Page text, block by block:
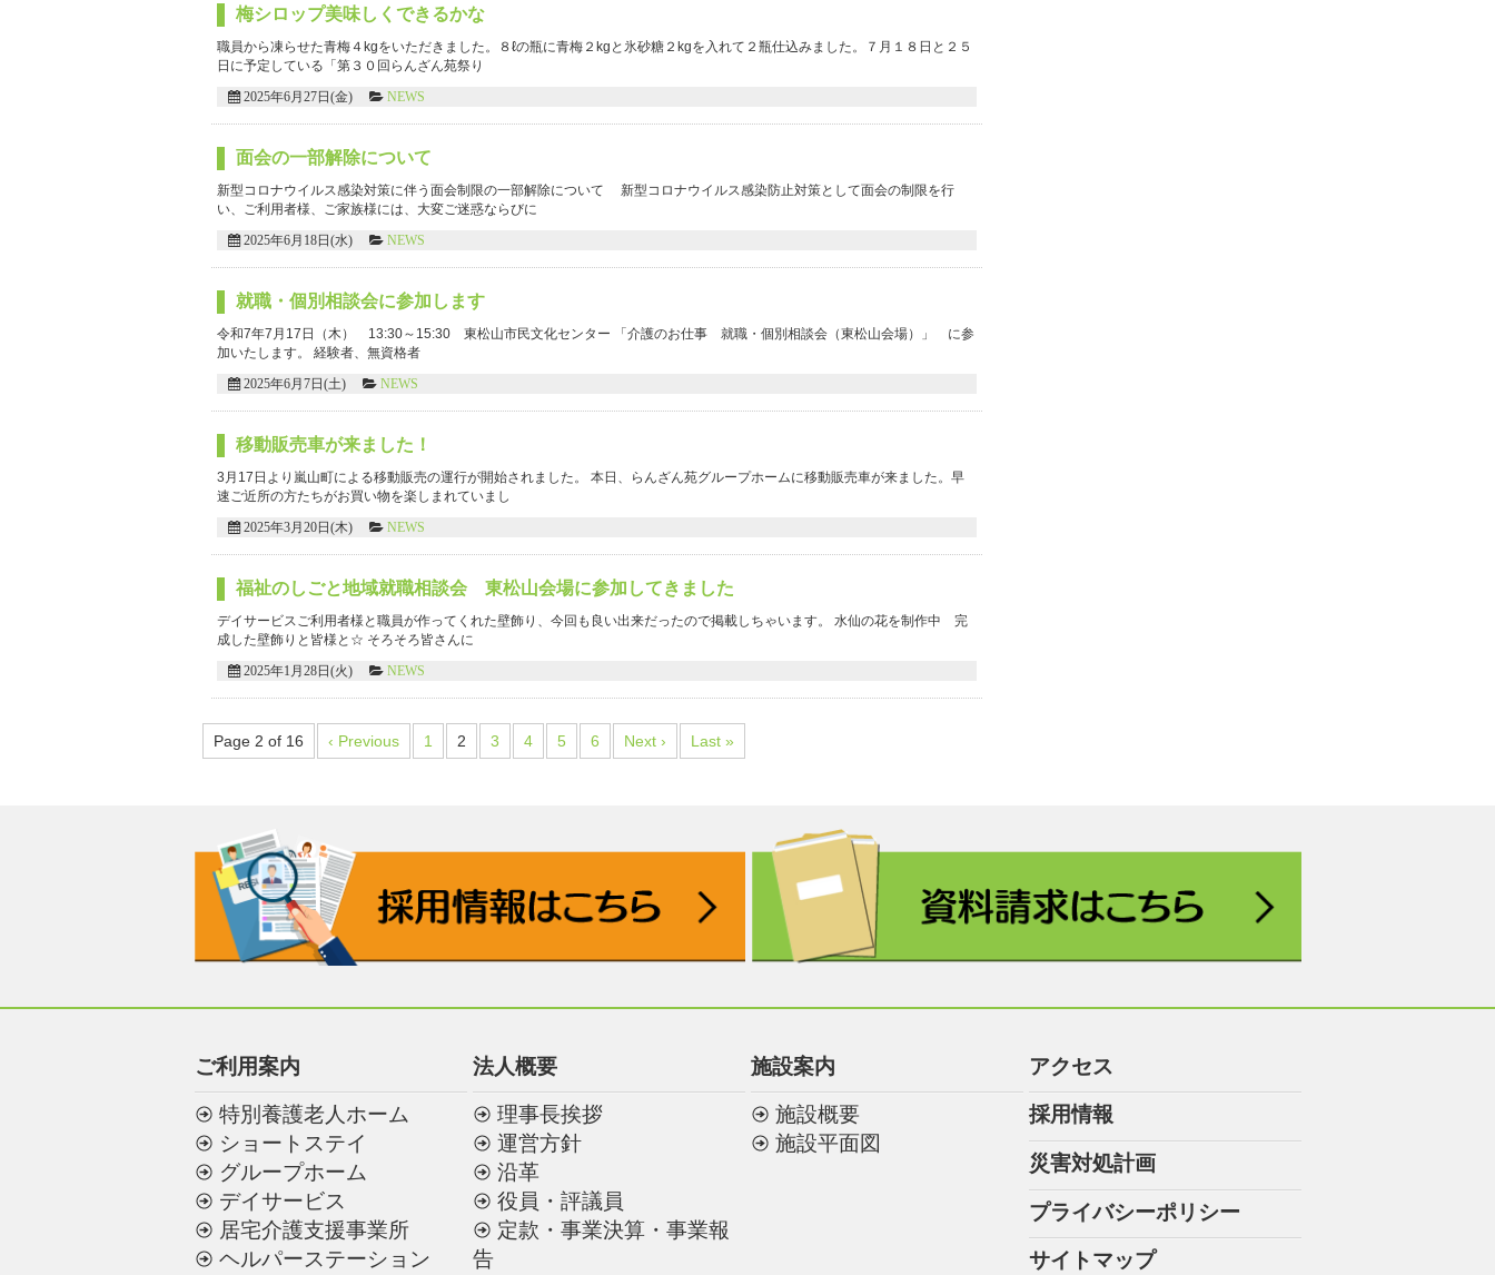
梅シロップ美味しくできるかな
職員から凍らせた青梅４kgをいただきました。８ℓの瓶に青梅２kgと氷砂糖２kgを入れて２瓶仕込みました。７月１８日と２５
日に予定している「第３０回らんざん苑祭り
2025年6月27日(金) NEWS
面会の一部解除について
新型コロナウイルス感染対策に伴う面会制限の一部解除について 新型コロナウイルス感染防止対策として面会の制限を行
い、ご利用者様、ご家族様には、大変ご迷惑ならびに
2025年6月18日(水) NEWS
就職・個別相談会に参加します
令和7年7月17日（木） 13:30～15:30 東松山市民文化センター 「介護のお仕事 就職・個別相談会（東松山会場）」 に参
加いたします。 経験者、無資格者
2025年6月7日(土) NEWS
移動販売車が来ました！
3月17日より嵐山町による移動販売の運行が開始されました。 本日、らんざん苑グループホームに移動販売車が来ました。早
速ご近所の方たちがお買い物を楽しまれていまし
2025年3月20日(木) NEWS
福祉のしごと地域就職相談会 東松山会場に参加してきました
デイサービスご利用者様と職員が作ってくれた壁飾り、今回も良い出来だったので掲載しちゃいます。 水仙の花を制作中 完
成した壁飾りと皆様と☆ そろそろ皆さんに
2025年1月28日(火) NEWS
Page 2 of 16 ‹ Previous 1 2 3 4 5 6 Next › Last »
ご利用案内
特別養護老人ホーム
ショートステイ
グループホーム
デイサービス
居宅介護支援事業所
ヘルパーステーション
法人概要
理事長挨拶
運営方針
沿革
役員・評議員
定款・事業決算・事業報
告
施設案内
施設概要
施設平面図
アクセス
採用情報
災害対処計画
プライバシーポリシー
サイトマップ